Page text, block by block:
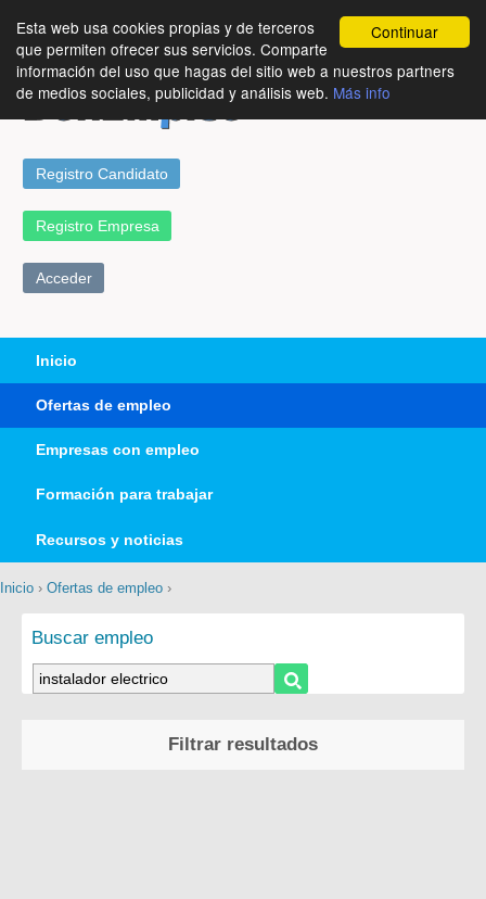
Continuar
Esta web usa cookies propias y de terceros
que permiten ofrecer sus servicios. Comparte
información del uso que hagas del sitio web a nuestros partners
de medios sociales, publicidad y análisis web. Más info
Registro Candidato
Registro Empresa
Acceder
Inicio
Ofertas de empleo
Empresas con empleo
Formación para trabajar
Recursos y noticias
Inicio › Ofertas de empleo ›
Buscar empleo
Filtrar resultados